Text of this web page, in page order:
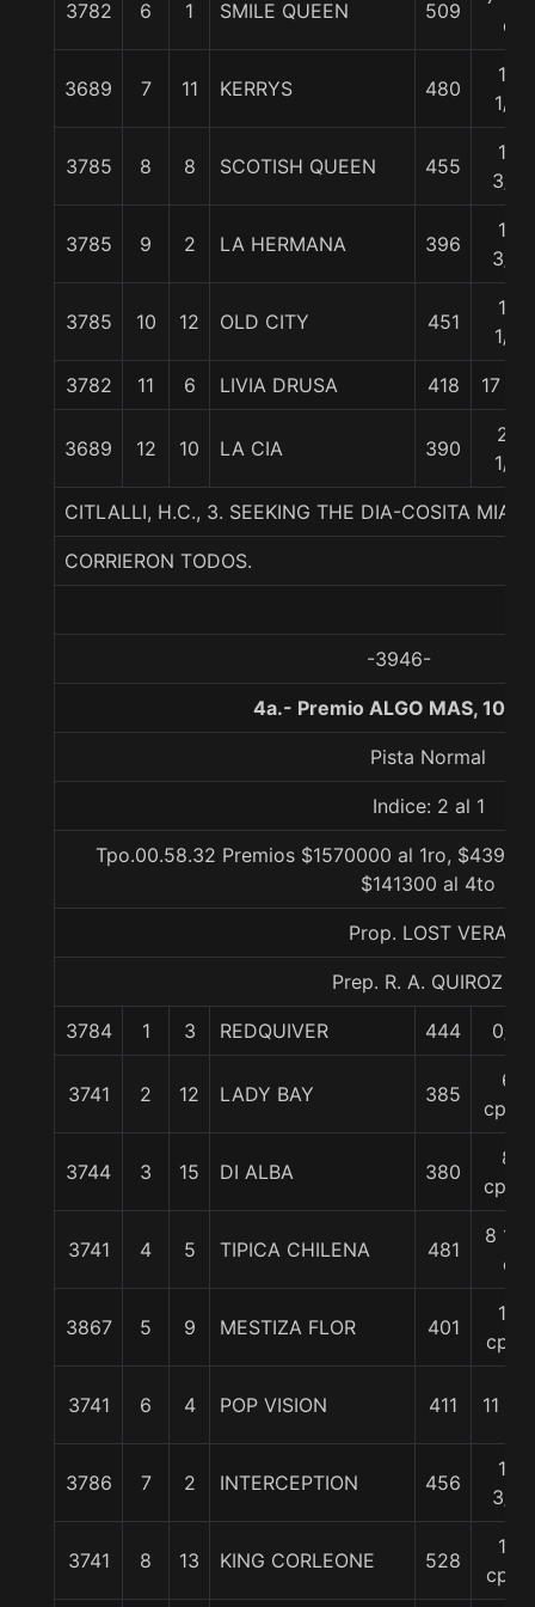
3782 6 1 SMILE QUEEN 509
c
3689 7 11 KERRYS 480
12
1/4
3785 8 8 SCOTISH QUEEN 455
15
3/4
3785 9 2 LA HERMANA 396
15
3/4
3785 10 12 OLD CITY 451
16
1/4
3782 11 6 LIVIA DRUSA 418 17 1/4
3689 12 10 LA CIA 390
27
1/4
CITLALLI, H.C., 3. SEEKING THE DIA-COSITA MIA
CORRIERON TODOS.
-3946-
4a.- Premio ALGO MAS,
Pista Normal
Indice: 2 al 1
Tpo.00.58.32 Premios $1570000 al 1ro,
$141300 al 4to
Prop. LOST VERA
Prep. R. A. QUIROZ S.
3784 1 3 REDQUIVER 444 0/0
3741 2 12 LADY BAY 385
6
cpos.
3744 3 15 DI ALBA 380
8
cpos.
3741 4 5 TIPICA CHILENA 481
8 1/4
c
3867 5 9 MESTIZA FLOR 401
10
cpos
3741 6 4 POP VISION 411 11 1/4
3786 7 2 INTERCEPTION 456
12
3/4
3741 8 13 KING CORLEONE 528
15
cpos